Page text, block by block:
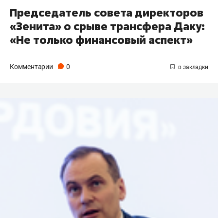
Председатель совета директоров
«Зенита» о срыве трансфера Даку:
«Не только финансовый аспект»
Комментарии 0